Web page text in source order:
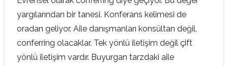
yargılarından bir tanesi. Konferans kelimesi de
oradan geliyor. Aile danışmanları konsültan değil,
conferring olacaklar. Tek yönlü iletişim değil çift
yönlü iletişim vardır. Buyurgan tarzdaki aile